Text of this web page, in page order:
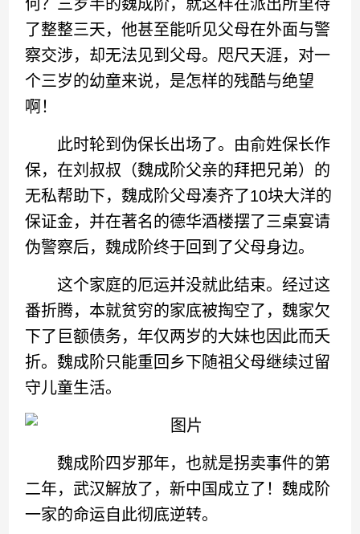
何？三岁半的魏成阶，就这样在派出所里待
了整整三天，他甚至能听见父母在外面与警
察交涉，却无法见到父母。咫尺天涯，对一
个三岁的幼童来说，是怎样的残酷与绝望
啊！
此时轮到伪保长出场了。由俞姓保长作
保，在刘叔叔（魏成阶父亲的拜把兄弟）的
无私帮助下，魏成阶父母凑齐了10块大洋的
保证金，并在著名的德华酒楼摆了三桌宴请
伪警察后，魏成阶终于回到了父母身边。
这个家庭的厄运并没就此结束。经过这
番折腾，本就贫穷的家底被掏空了，魏家欠
下了巨额债务，年仅两岁的大妹也因此而夭
折。魏成阶只能重回乡下随祖父母继续过留
守儿童生活。
魏成阶四岁那年，也就是拐卖事件的第
二年，武汉解放了，新中国成立了！魏成阶
一家的命运自此彻底逆转。